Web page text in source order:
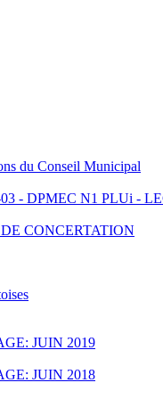
du Conseil Municipal
03 - DPMEC N1 PLUi -
CONCERTATION
JUIN 2019
JUIN 2018